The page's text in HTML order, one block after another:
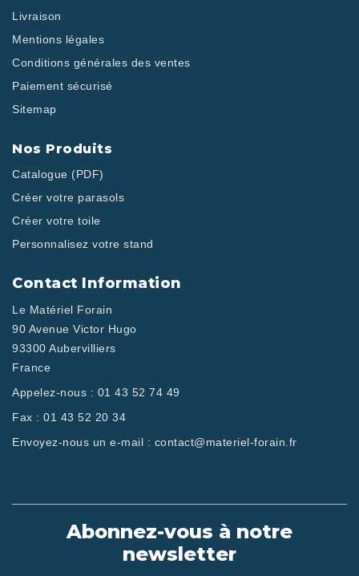
Livraison
Mentions légales
Conditions générales des ventes
Paiement sécurisé
Sitemap
Nos Produits
Catalogue (PDF)
Créer votre parasols
Créer votre toile
Personnalisez votre stand
Contact Information
Le Matériel Forain
90 Avenue Victor Hugo
93300 Aubervilliers
France
Appelez-nous : 01 43 52 74 49
Fax : 01 43 52 20 34
Envoyez-nous un e-mail : contact@materiel-forain.fr
Abonnez-vous à notre
newsletter